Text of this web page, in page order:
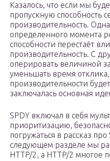
Казалось, что если мы
пропускную способность
производительность.
определенного момента
способности перестаёт
производительность. С
оперировать величиной
уменьшать время
производительности
заключалась основная
SPDY включал в себя
приоритизацию,
погружаться в рассказ про
следующем разделе мы
HTTP/2, а HTTP/2 многое